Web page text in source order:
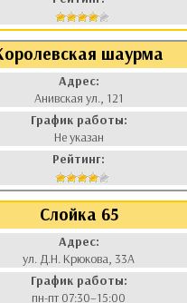
шаурма
Адрес:
Анивская ул., 121
График работы:
Не указан
Рейтинг:
Слойка 65
Адрес:
ул. Д.Н. Крюкова, 33А
График работы:
пн-пт 07:30–15:00